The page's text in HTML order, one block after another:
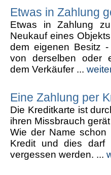
Etwas in Zahlung
Etwas in Zahlung
Neukauf eines
dem eigenen Besitz
von derselben oder
dem Verkäufer ...
Eine Zahlung per
Die Kreditkarte ist
ihren Missbrauch
Wie der Name schon
Kredit und dies darf
vergessen werden. ...